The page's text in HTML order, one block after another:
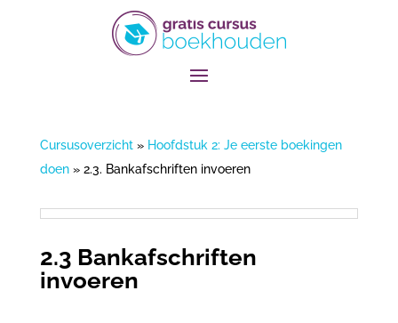
Cursusoverzicht» Hoofdstuk 2: Je eerste boekingen
doen» 2.3. Bankafschriften invoeren
2.3 Bankafschriften
invoeren